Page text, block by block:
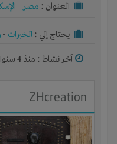
العنوان : مصر-
يحتاج إلي : الخبرات -
آخر نشاط : منذ 4 سنوات
ZHcreation